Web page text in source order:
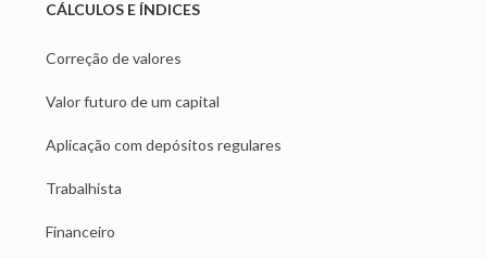
CÁLCULOS E ÍNDICES
Correção de valores
Valor futuro de um capital
Aplicação com depósitos regulares
Trabalhista
Financeiro